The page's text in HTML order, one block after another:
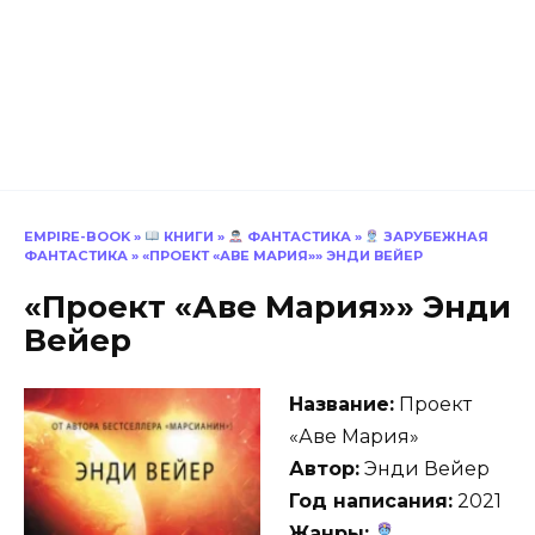
EMPIRE-BOOK » КНИГИ » ФАНТАСТИКА»
ЗАРУБЕЖНАЯ
ФАНТАСТИКА » «ПРОЕКТ «АВЕ МАРИЯ»» ЭНДИ ВЕЙЕР
«Проект «Аве Мария»» Энди
Вейер
Название: Проект
«Аве Мария»
Автор: Энди Вейер
Год написания: 2021